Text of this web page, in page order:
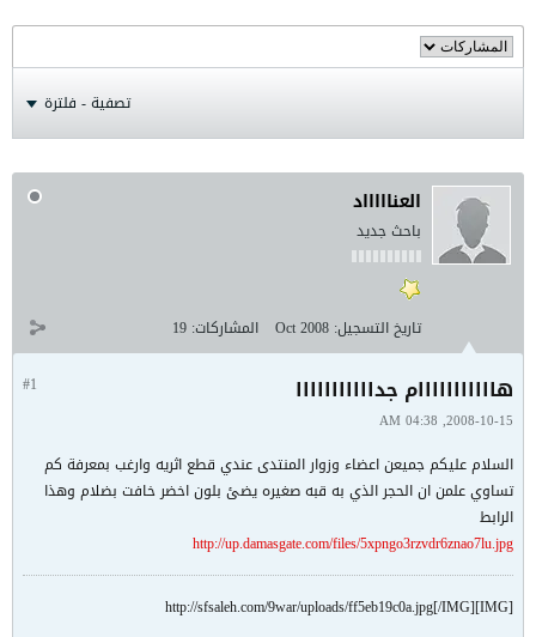
تصفية - فلترة
العناااااد
باحث جديد
تاريخ التسجيل: Oct 2008 المشاركات: 19
#1 هااااااااااام جدااااااااااا
2008-10-15, 04:38 AM
السلام عليكم جميعن اعضاء وزوار المنتدى عندي قطع اثريه وارغب بمعرفة كم
تساوي علمن ان الحجر الذي به قبه صغيره يضئ بلون اخضر خافت بضلام وهذا
الرابط
http://up.damasgate.com/files/5xpngo3rzvdr6znao7lu.jpg
[IMG]http://sfsaleh.com/9war/uploads/ff5eb19c0a.jpg[/IMG]